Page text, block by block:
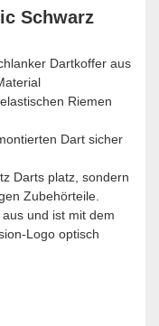
Schwarz
Dartkoffer aus
Riemen
Dart sicher
Darts platz, sondern
Zubehörteile.
und ist mit dem
Logo optisch